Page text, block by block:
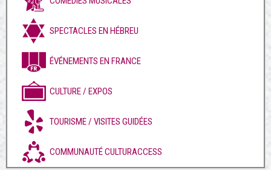
SPECTACLES EN HÉBREU
ÉVÉNEMENTS EN FRANCE
CULTURE / EXPOS
TOURISME / VISITES GUIDÉES
COMMUNAUTÉ CULTURACCESS